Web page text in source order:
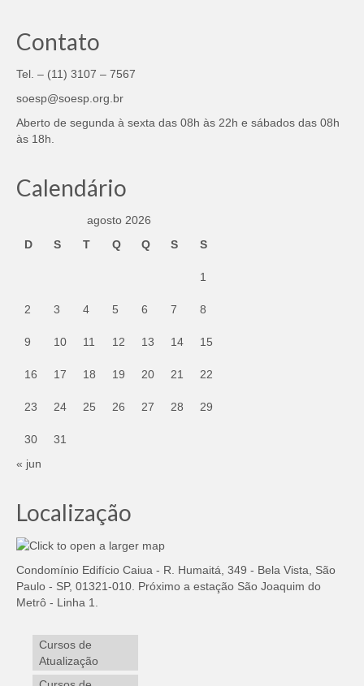
Contato
Tel. – (11) 3107 – 7567
soesp@soesp.org.br
Aberto de segunda à sexta das 08h às 22h e sábados das 08h
às 18h.
Calendário
agosto 2026
D
S T Q Q S S
1
2 3 4 5 6 7 8
9 10 11 12 13 14 15
16 17 18 19 20 21 22
23 24 25 26 27 28 29
30
31
« jun
Localização
Condomínio Edifício Caiua - R. Humaitá, 349 - Bela Vista, São
Paulo - SP, 01321-010. Próximo a estação São Joaquim do
Metrô - Linha 1.
Cursos de
Atualização